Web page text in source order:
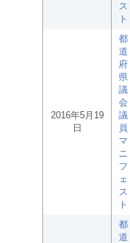
ス
ト
2016年5月19
日
都
道
府
県
議
会
議
員
マ
ニ
フ
ェ
ス
ト
都
道